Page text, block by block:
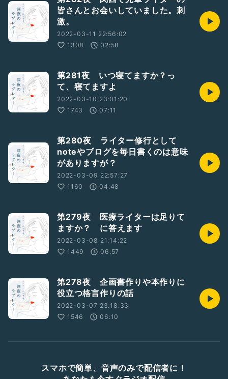
皆さんとお会いしていました。刺
激。
2022-03-11 22:56:02
1308
02:58
第281夜 いつ寝てますか？っ
て、寝てますよ
2022-03-10 23:01:20
1743
07:11
第280夜 ライター修行として
noteやブログを毎日書くのは意味
がありますが？
2022-03-09 22:57:27
1160
04:48
第279夜 医療ライターは足りて
ますか？ に答えます
2022-03-08 21:14:22
1449
06:57
第278夜 企画書作りや本作りに
役立つ格言作りの話
2022-03-07 23:18:33
1546
06:10
スマホで簡単、音声のみで配信者に！